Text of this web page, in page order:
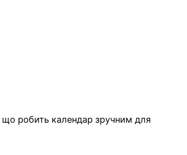
що робить календар зручним для